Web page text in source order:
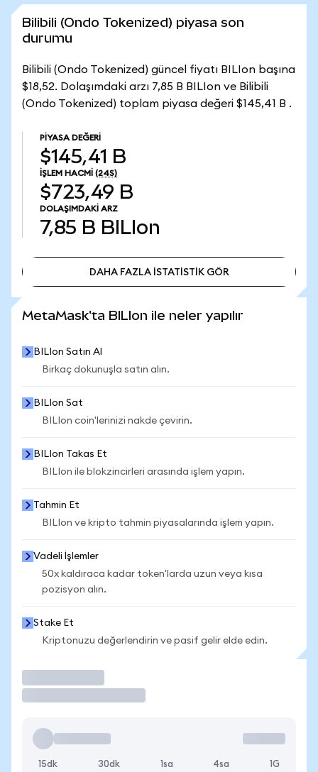
Bilibili (Ondo Tokenized) piyasa son
durumu
Bilibili (Ondo Tokenized) güncel fiyatı BILIon başına
$18,52. Dolaşımdaki arzı 7,85 B BILIon ve Bilibili
(Ondo Tokenized) toplam piyasa değeri $145,41 B .
PIYASA DEĞERI
$145,41 B
İŞLEM HACMI (24S)
$723,49 B
DOLAŞIMDAKI ARZ
7,85 B BILIon
DAHA FAZLA İSTATİSTİK GÖR
MetaMask'ta BILIon ile neler yapılır
BILIon Satın Al
Birkaç dokunuşla satın alın.
BILIon Sat
BILIon coin'lerinizi nakde çevirin.
BILIon Takas Et
BILIon ile blokzincirleri arasında işlem yapın.
Tahmin Et
BILIon ve kripto tahmin piyasalarında işlem yapın.
Vadeli İşlemler
50x kaldıraca kadar token'larda uzun veya kısa
pozisyon alın.
Stake Et
Kriptonuzu değerlendirin ve pasif gelir elde edin.
15dk 30dk 1sa 4sa 1G